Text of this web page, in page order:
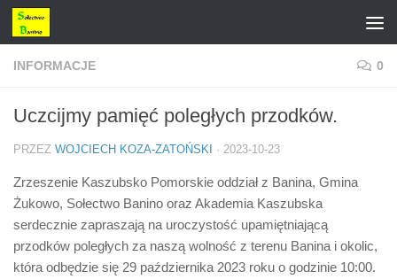
Przejdź do treści
INFORMACJE 0
Uczcijmy pamięć poległych przodków.
PRZEZ WOJCIECH KOZA-ZATOŃSKI · 2023-10-23
Zrzeszenie Kaszubsko Pomorskie oddział z Banina, Gmina
Żukowo, Sołectwo Banino oraz Akademia Kaszubska
serdecznie zapraszają na uroczystość upamiętniającą
przodków poległych za naszą wolność z terenu Banina i okolic,
która odbędzie się 29 października 2023 roku o godzinie 10:00.